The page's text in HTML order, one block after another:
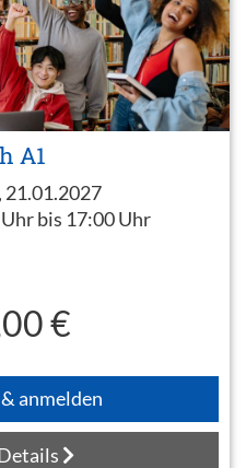
A1
21.01.2027
bis 17:00 Uhr
€
anmelden